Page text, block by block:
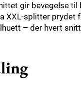
gir bevegelse til
XXL-splitter prydet
– der hvert